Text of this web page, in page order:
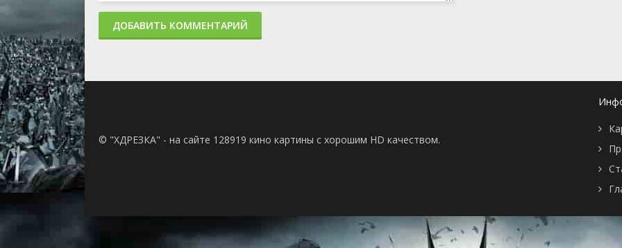
ДОБАВИТЬ КОММЕНТАРИЙ
© "ХДРЕЗКА" - на сайте 128919 кино картины с хорошим HD качеством.